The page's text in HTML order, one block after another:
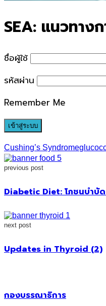
SEA: แนวทาง
ชื่อผู้ใช้
รหัสผ่าน
Remember Me
Cushing’s Syndrome
previous post
Diabetic Diet: โภชนบำบั
next post
Updates in Thyroid (2)
กองบรรณาธิการ